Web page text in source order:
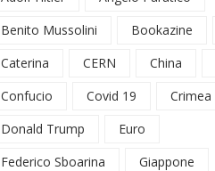
Benito Mussolini
Bookazine
Caterina
CERN China
Confucio
Covid 19
Crimea
Donald Trump
Euro
Federico Sboarina
Giappone